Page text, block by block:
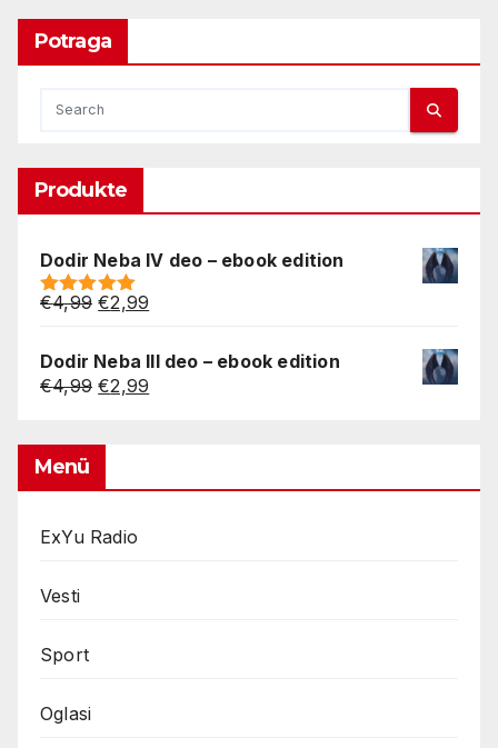
Potraga
Produkte
Dodir Neba IV deo – ebook edition
Rated5.00
€4,99 Original
was:
€4,99.
€2,99
is:
€2,99.
Dodir Neba III deo – ebook edition
€4,99 Original
€2,99
Menü
ExYu Radio
Vesti
Sport
Oglasi